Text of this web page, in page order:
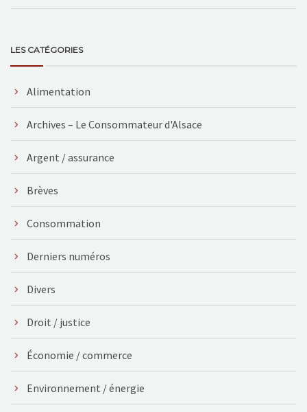
LES CATÉGORIES
Alimentation
Archives – Le Consommateur d'Alsace
Argent / assurance
Brèves
Consommation
Derniers numéros
Divers
Droit / justice
Économie / commerce
Environnement / énergie